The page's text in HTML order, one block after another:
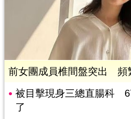
前女團成員椎間盤突出 頻
被目擊現身三總直腸科
了